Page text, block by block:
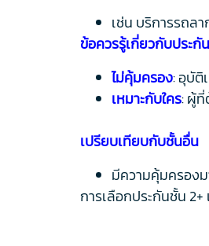
เช่น บริการรถล
ข้อควรรู้เกี่ยวกับประกั
ไม่คุ้มครอง: อุบัติ
เหมาะกับใคร: ผู้ที่
เปรียบเทียบกับชั้นอื่น
มีความคุ้มครอง
การเลือกประกันชั้น